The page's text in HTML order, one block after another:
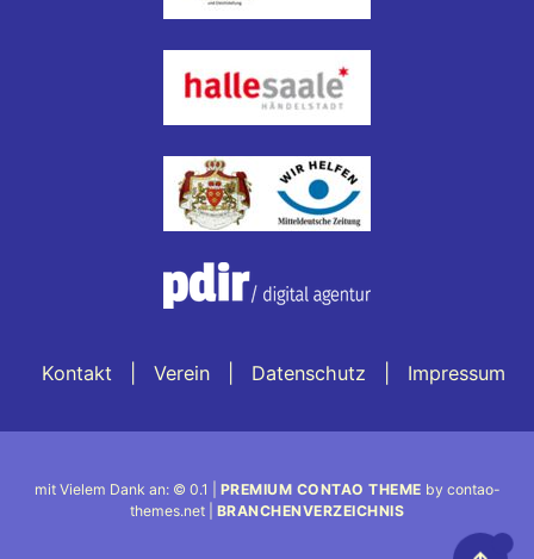
Kontakt Verein Datenschutz Impressum
mit Vielem Dank an: © 0.1 | PREMIUM CONTAO THEME by contao-
themes.net | BRANCHENVERZEICHNIS